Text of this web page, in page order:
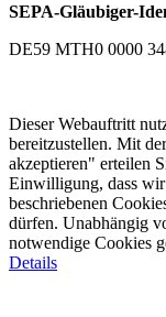
SEPA-Gläubiger-
DE59 MTH0 0000
Dieser Webauftritt
bereitzustellen. Mit
akzeptieren" erteilen
Einwilligung, dass
beschriebenen
dürfen. Unabhängig
notwendige Cookies
Details